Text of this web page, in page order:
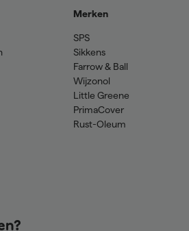
Merken
SPS
Sikkens
Farrow & Ball
Wijzonol
Little Greene
PrimaCover
Rust-Oleum